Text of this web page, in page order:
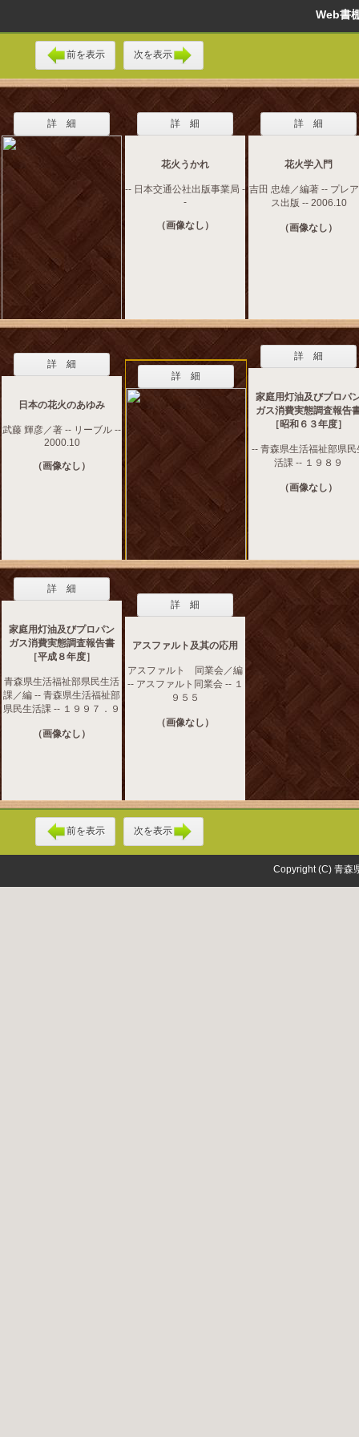
Web
前を表示 次を表示
詳 細 詳 細
花火うかれ
-- 日本交通公社出版事業局 -
-
（画像なし）
詳 細
花火学入門
吉田 忠雄／編著 -- プレ
ス出版 -- 2006.10
（画像なし）
詳 細
日本の花火のあゆみ
武藤 輝彦／著 -- リーブル --
2000.10
（画像なし）
詳 細
詳 細
家庭用灯油及びプロパ
ガス消費実態調査報告
［昭和６３年度］
-- 青森県生活福祉部県民
活課 -- １９８９
（画像なし）
詳 細
家庭用灯油及びプロパン
ガス消費実態調査報告書
［平成８年度］
青森県生活福祉部県民生活
課／編 -- 青森県生活福祉部
県民生活課 -- １９９７．９
（画像なし）
詳 細
アスファルト及其の応用
アスファルト 同業会／編
-- アスファルト同業会 -- １
９５５
（画像なし）
前を表示 次を表示
Copyright (C) 青森